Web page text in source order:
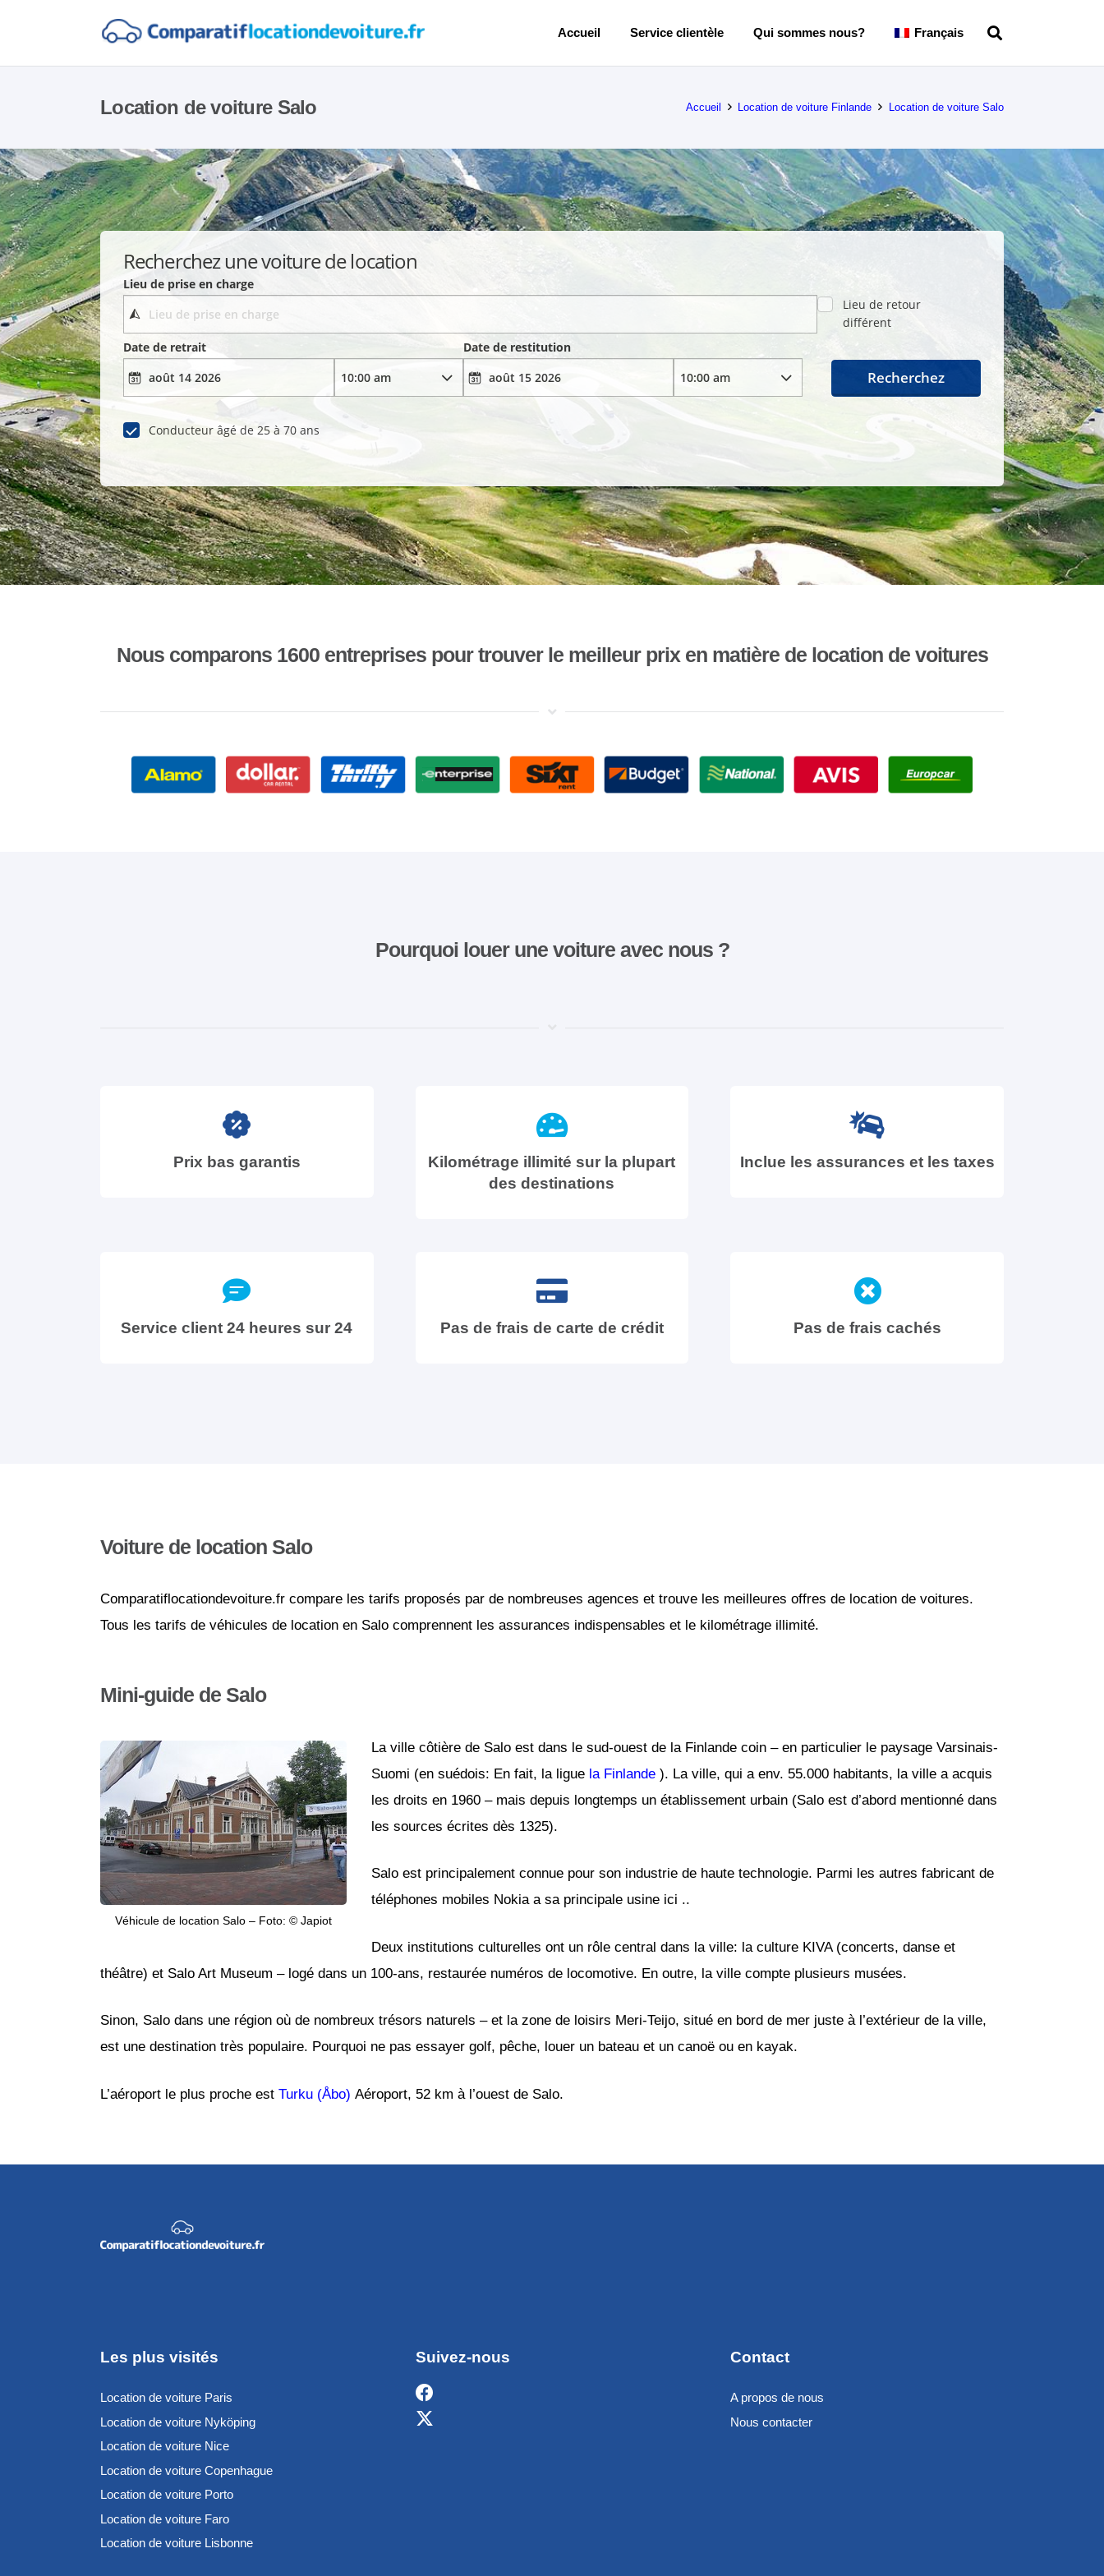
Accueil Service clientèle Qui sommes nous? Français
Location de voiture Salo Accueil Location de voiture Finlande Location de voiture Salo
Recherchez une voiture de location
Lieu de prise en charge
Lieu de retour
différent
Date de retrait
Date de restitution
Conducteur âgé de 25 à 70 ans
Recherchez
Nous comparons 1600 entreprises pour trouver le meilleur prix en matière de location de voitures
Pourquoi louer une voiture avec nous ?
Prix bas garantis
Kilométrage illimité sur la plupart
des destinations
Inclue les assurances et les taxes
Service client 24 heures sur 24 Pas de frais de carte de crédit Pas de frais cachés
Voiture de location Salo
Comparatiflocationdevoiture.fr compare les tarifs proposés par de nombreuses agences et trouve les meilleures offres de location de voitures.
Tous les tarifs de véhicules de location en Salo comprennent les assurances indispensables et le kilométrage illimité.
Mini-guide de Salo
Véhicule de location Salo – Foto: © Japiot
La ville côtière de Salo est dans le sud-ouest de la Finlande coin – en particulier le paysage Varsinais-
Suomi (en suédois: En fait, la ligue la Finlande ). La ville, qui a env. 55.000 habitants, la ville a acquis
les droits en 1960 – mais depuis longtemps un établissement urbain (Salo est d’abord mentionné dans
les sources écrites dès 1325).
Salo est principalement connue pour son industrie de haute technologie. Parmi les autres fabricant de
téléphones mobiles Nokia a sa principale usine ici ..
Deux institutions culturelles ont un rôle central dans la ville: la culture KIVA (concerts, danse et
théâtre) et Salo Art Museum – logé dans un 100-ans, restaurée numéros de locomotive. En outre, la ville compte plusieurs musées.
Sinon, Salo dans une région où de nombreux trésors naturels – et la zone de loisirs Meri-Teijo, situé en bord de mer juste à l’extérieur de la ville,
est une destination très populaire. Pourquoi ne pas essayer golf, pêche, louer un bateau et un canoë ou en kayak.
L’aéroport le plus proche est Turku (Åbo) Aéroport, 52 km à l’ouest de Salo.
Les plus visités
Location de voiture Paris
Location de voiture Nyköping
Location de voiture Nice
Location de voiture Copenhague
Location de voiture Porto
Location de voiture Faro
Location de voiture Lisbonne
Suivez-nous Contact
A propos de nous
Nous contacter